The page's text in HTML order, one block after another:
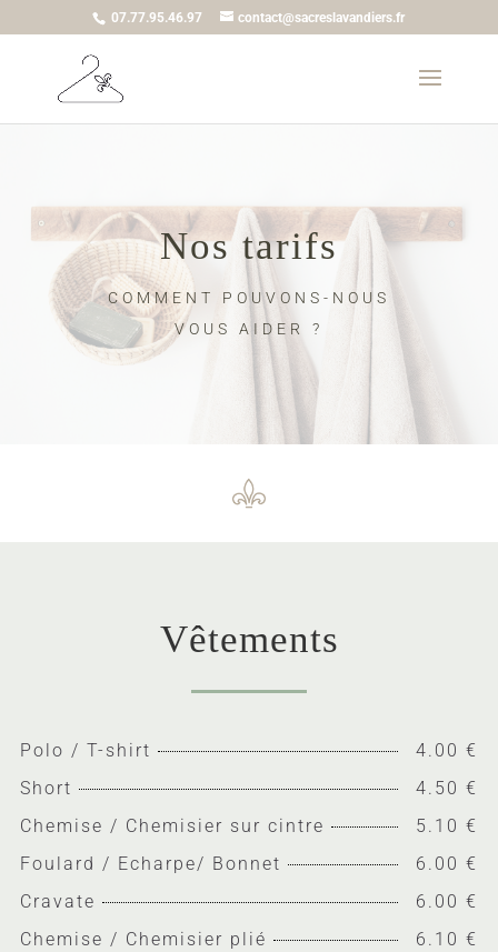
07.77.95.46.97 contact@sacreslavandiers.fr
Nos tarifs
COMMENT POUVONS-NOUS
VOUS AIDER ?
Vêtements
Polo / T-shirt
4.00 €
Short
4.50 €
Chemise / Chemisier sur cintre
5.10 €
Foulard / Echarpe/ Bonnet
6.00 €
Cravate
6.00 €
Chemise / Chemisier plié
6.10 €